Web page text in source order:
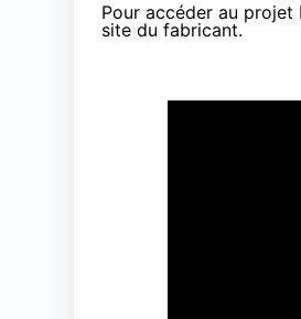
Pour accéder au
site du fabricant.